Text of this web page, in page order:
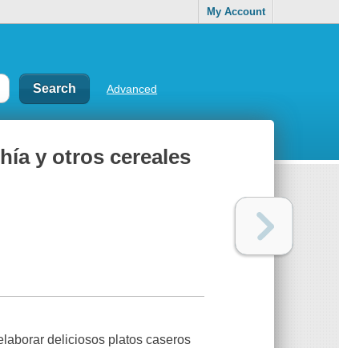
My Account
Advanced
y otros cereales
deliciosos platos caseros